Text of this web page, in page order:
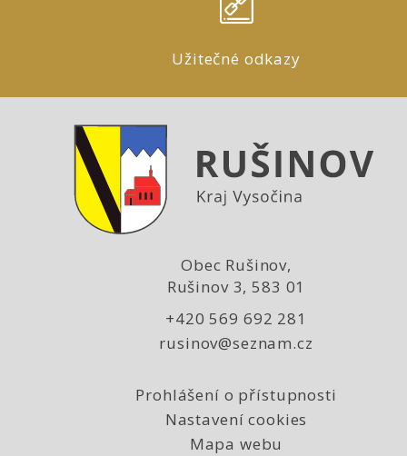
Užitečné odkazy
Obec Rušinov,
Rušinov 3, 583 01
+420 569 692 281
rusinov@seznam.cz
Prohlášení o přístupnosti
Nastavení cookies
Mapa webu